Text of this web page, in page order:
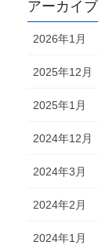
アーカイブ
2026年1月
2025年12月
2025年1月
2024年12月
2024年3月
2024年2月
2024年1月